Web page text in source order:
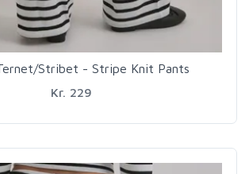
Stribet - Stripe Knit Pants
Kr. 229